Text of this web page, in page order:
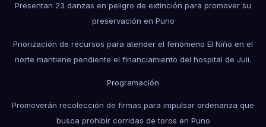
Presentan 23 danzas en peligro de extinción para promover su
preservación en Puno
Priorización de recursos para atender el fenómeno El Niño en el
norte mantiene pendiente el financiamiento del hospital de Juli.
Programación
Promoverán recolección de firmas para impulsar ordenanza que
busca prohibir corridas de toros en Puno